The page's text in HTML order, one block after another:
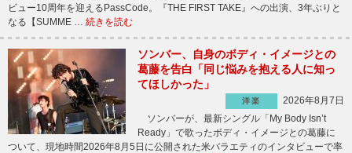
ビュー10周年を迎えるPassCode。『THE FIRST TAKE』への出演、3年ぶりと
なる【SUMME … 続きを読む
ソンバー、自身のボディ・イメージとの
葛藤を告白「同じ悩みを抱える人に知っ
てほしかった」
洋楽
2026年8月7日
ソンバーが、最新シングル「My Body Isn’t
Ready」で歌ったボディ・イメージとの葛藤に
ついて、現地時間2026年8月5日に公開された米バラエティのインタビューで率